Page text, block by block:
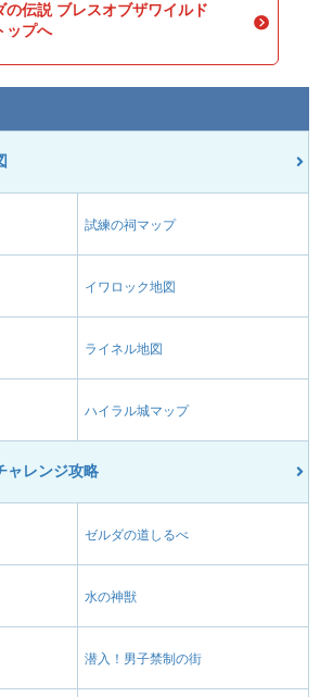
の伝説 ブレスオブザワイルド
ップへ
試練の祠マップ
イワロック地図
ライネル地図
ハイラル城マップ
ャレンジ攻略
ゼルダの道しるべ
水の神獣
潜入！男子禁制の街